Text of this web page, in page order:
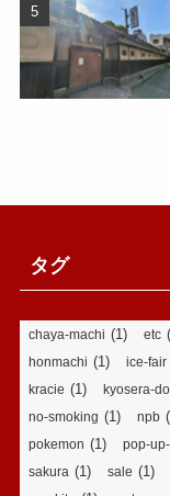
タグ
chaya-machi (1) etc
honmachi (1) ice-fair
kracie (1) kyosera-
no-smoking (1) npb
pokemon (1) pop-
sakura (1) sale (1)